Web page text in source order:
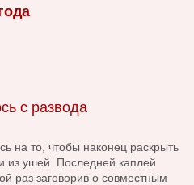
с развода
на то, чтобы наконец раскрыть
из ушей. Последней каплей
раз заговорив о совместным